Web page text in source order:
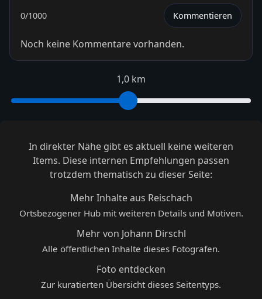
0/1000 Kommentieren
Noch keine Kommentare vorhanden.
1,0 km
In direkter Nähe gibt es aktuell keine weiteren
Items. Diese internen Empfehlungen passen
trotzdem thematisch zu dieser Seite:
Mehr Inhalte aus Reischach
Ortsbezogener Hub mit weiteren Details und Motiven.
Mehr von Johann Dirschl
Alle öffentlichen Inhalte dieses Fotografen.
Foto entdecken
Zur kuratierten Übersicht dieses Seitentyps.